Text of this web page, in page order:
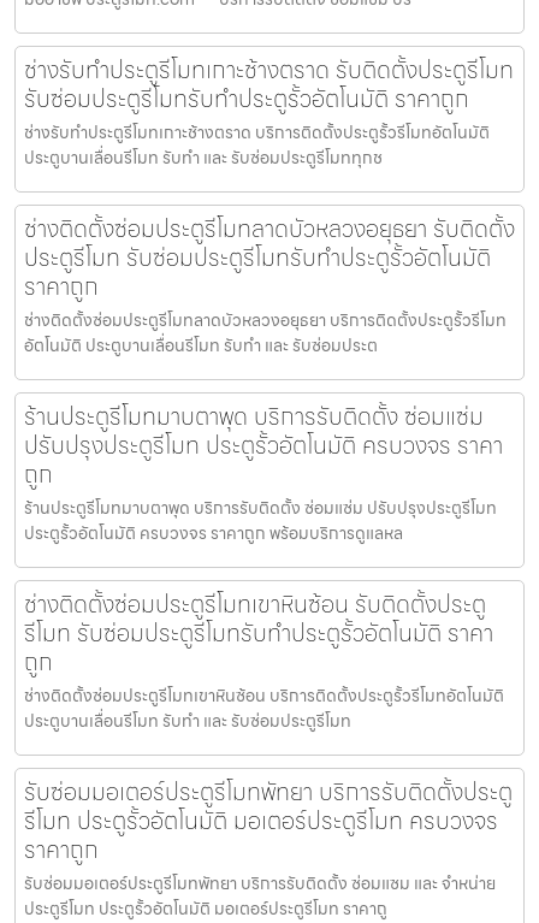
ช่างรับทำประตูรีโมทเกาะช้างตราด รับติดตั้งประตูรีโมท
รับซ่อมประตูรีโมทรับทำประตูรั้วอัตโนมัติ ราคาถูก
ช่างรับทำประตูรีโมทเกาะช้างตราด บริการติดตั้งประตูรั้วรีโมทอัตโนมัติ
ประตูบานเลื่อนรีโมท รับทำ และ รับซ่อมประตูรีโมททุกช
ช่างติดตั้งซ่อมประตูรีโมทลาดบัวหลวงอยุธยา รับติดตั้ง
ประตูรีโมท รับซ่อมประตูรีโมทรับทำประตูรั้วอัตโนมัติ
ราคาถูก
ช่างติดตั้งซ่อมประตูรีโมทลาดบัวหลวงอยุธยา บริการติดตั้งประตูรั้วรีโมท
อัตโนมัติ ประตูบานเลื่อนรีโมท รับทำ และ รับซ่อมประต
ร้านประตูรีโมทมาบตาพุด บริการรับติดตั้ง ซ่อมแซ่ม
ปรับปรุงประตูรีโมท ประตูรั้วอัตโนมัติ ครบวงจร ราคา
ถูก
ร้านประตูรีโมทมาบตาพุด บริการรับติดตั้ง ซ่อมแซ่ม ปรับปรุงประตูรีโมท
ประตูรั้วอัตโนมัติ ครบวงจร ราคาถูก พร้อมบริการดูแลหล
ช่างติดตั้งซ่อมประตูรีโมทเขาหินซ้อน รับติดตั้งประตู
รีโมท รับซ่อมประตูรีโมทรับทำประตูรั้วอัตโนมัติ ราคา
ถูก
ช่างติดตั้งซ่อมประตูรีโมทเขาหินซ้อน บริการติดตั้งประตูรั้วรีโมทอัตโนมัติ
ประตูบานเลื่อนรีโมท รับทำ และ รับซ่อมประตูรีโมท
รับซ่อมมอเตอร์ประตูรีโมทพัทยา บริการรับติดตั้งประตู
รีโมท ประตูรั้วอัตโนมัติ มอเตอร์ประตูรีโมท ครบวงจร
ราคาถูก
รับซ่อมมอเตอร์ประตูรีโมทพัทยา บริการรับติดตั้ง ซ่อมแซม และ จำหน่าย
ประตูรีโมท ประตูรั้วอัตโนมัติ มอเตอร์ประตูรีโมท ราคาถู